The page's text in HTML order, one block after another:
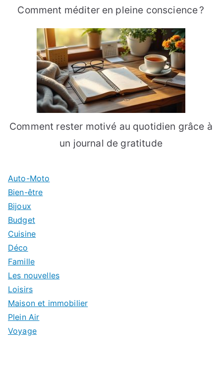
Comment méditer en pleine conscience ?
Comment rester motivé au quotidien grâce à
un journal de gratitude
Auto-Moto
Bien-être
Bijoux
Budget
Cuisine
Déco
Famille
Les nouvelles
Loisirs
Maison et immobilier
Plein Air
Voyage